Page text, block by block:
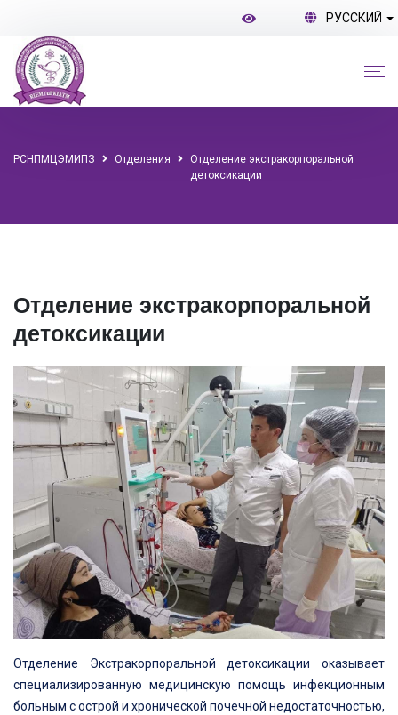
РУССКИЙ
РСНПМЦЭМИПЗ Отделения
Отделение экстракорпоральной
детоксикации
Отделение экстракорпоральной
детоксикации
Отделение Экстракорпоральной детоксикации оказывает
специализированную медицинскую помощь инфекционным
больным с острой и хронической почечной недостаточностью,